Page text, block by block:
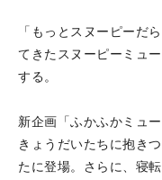
「もっとスヌーピーだ
てきたスヌーピーミュ
する。
新企画「ふかふかミュ
きょうだいたちに抱き
たに登場。さらに、寝